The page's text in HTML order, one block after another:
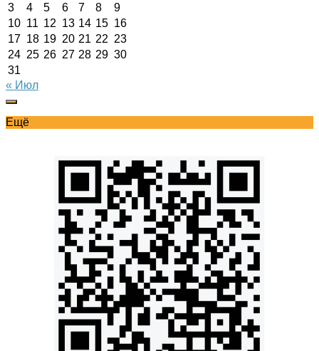
3
4 5 6 7 8
9
10 11 12 13 14 15 16
17 18 19 20 21 22 23
24 25 26 27 28 29 30
31
« Июл
Ещё